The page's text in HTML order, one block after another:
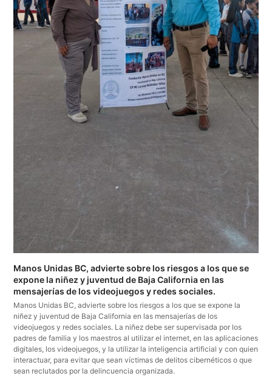
Manos Unidas BC, advierte sobre los riesgos a los que se
expone la niñez y juventud de Baja California en las
mensajerías de los videojuegos y redes sociales.
Manos Unidas BC, advierte sobre los riesgos a los que se expone la
niñez y juventud de Baja California en las mensajerías de los
videojuegos y redes sociales. La niñez debe ser supervisada por los
padres de familia y los maestros al utilizar el internet, en las aplicaciones
digitales, los videojuegos, y la utilizar la inteligencia artificial y con quien
interactuar, para evitar que sean víctimas de delitos cibernéticos o que
sean reclutados por la delincuencia organizada.